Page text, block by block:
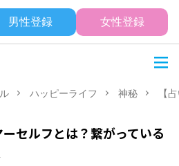
男性登録 女性登録
ハッピーライフ 神秘 【
ーセルフとは？繋がっている